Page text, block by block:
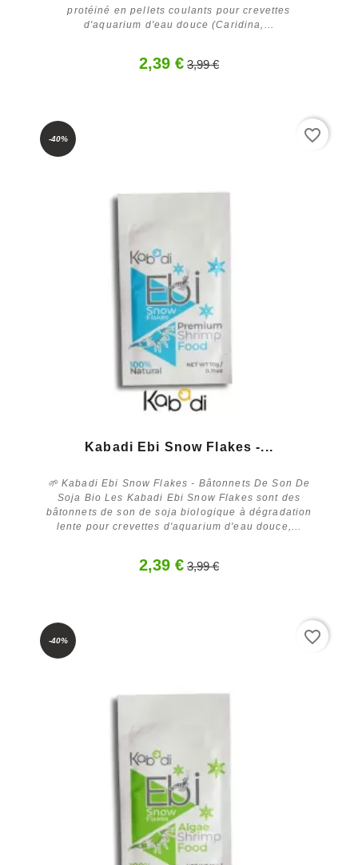
Acheter
protéiné en pellets coulants pour crevettes
d'aquarium d'eau douce (Caridina,...
2,39 € 3,99 €
Acheter
-40%
Kabadi Ebi Snow Flakes -...
🌱 Kabadi Ebi Snow Flakes - Bâtonnets De Son De
Soja Bio Les Kabadi Ebi Snow Flakes sont des
bâtonnets de son de soja biologique à dégradation
lente pour crevettes d'aquarium d'eau douce,...
2,39 € 3,99 €
favorite_border
-40% favorite_border